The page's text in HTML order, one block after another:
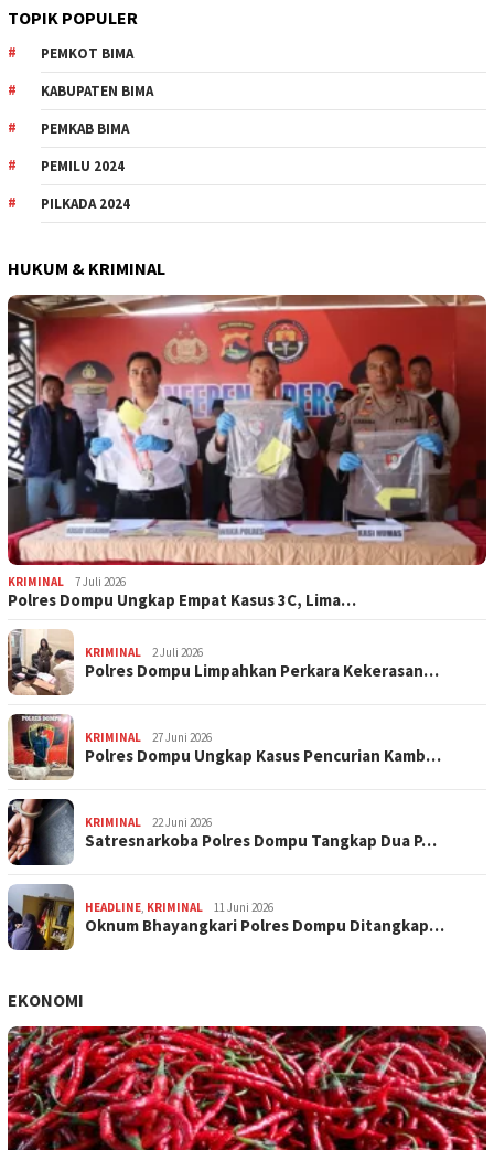
TOPIK POPULER
PEMKOT BIMA
KABUPATEN BIMA
PEMKAB BIMA
PEMILU 2024
PILKADA 2024
HUKUM & KRIMINAL
KRIMINAL 7 Juli 2026
Polres Dompu Ungkap Empat Kasus 3C, Lima…
KRIMINAL 2 Juli 2026
Polres Dompu Limpahkan Perkara Kekerasan…
KRIMINAL 27 Juni 2026
Polres Dompu Ungkap Kasus Pencurian Kamb…
KRIMINAL 22 Juni 2026
Satresnarkoba Polres Dompu Tangkap Dua P…
HEADLINE, KRIMINAL 11 Juni 2026
Oknum Bhayangkari Polres Dompu Ditangkap…
EKONOMI